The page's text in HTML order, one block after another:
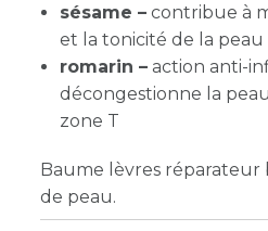
sésame – contribue à
et la tonicité de la peau
romarin – action anti-
décongestionne la
zone T
Baume lèvres
de peau.